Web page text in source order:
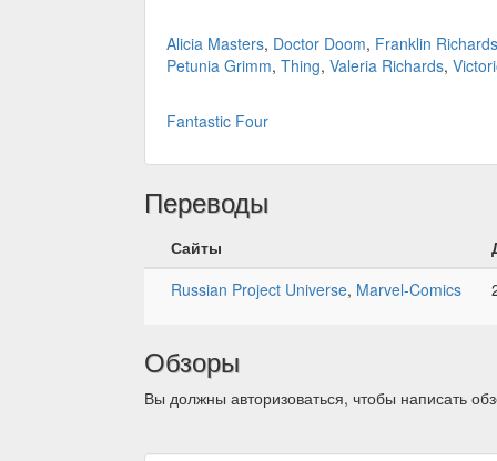
Alicia Masters, Doctor Doom, Franklin Richards
Petunia Grimm, Thing, Valeria Richards,
Fantastic Four
Переводы
Сайты
Russian Project Universe, Marvel-Comics
Обзоры
Вы должны авторизоваться, чтобы написать